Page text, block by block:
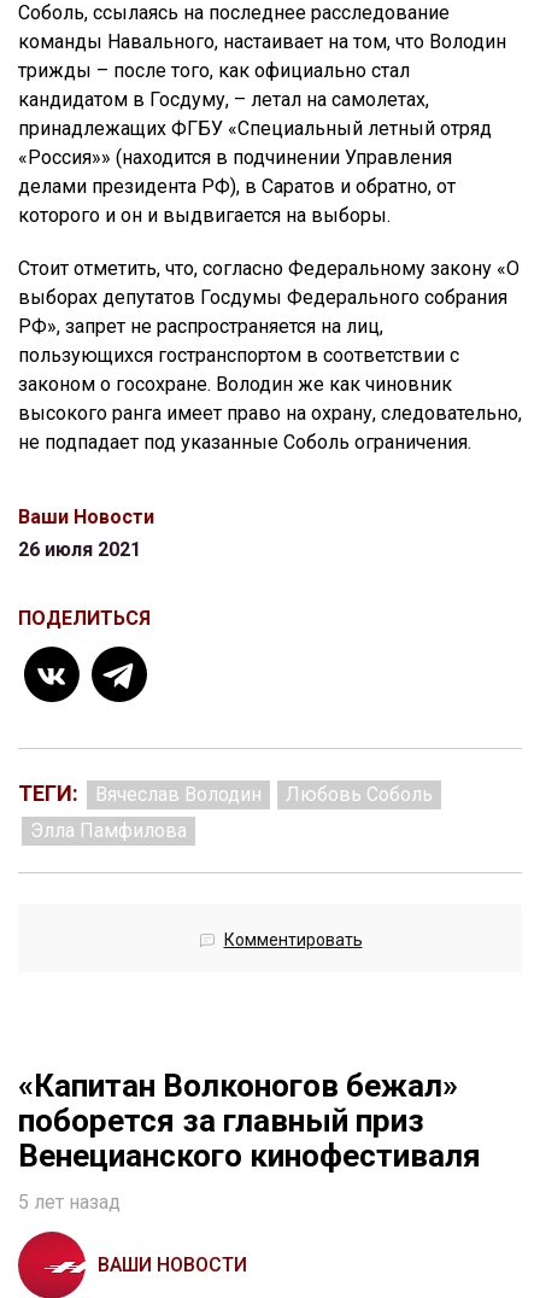
Соболь, ссылаясь на последнее расследование
команды Навального, настаивает на том, что Володин
трижды – после того, как официально стал
кандидатом в Госдуму, – летал на самолетах,
принадлежащих ФГБУ «Специальный летный отряд
«Россия»» (находится в подчинении Управления
делами президента РФ), в Саратов и обратно, от
которого и он и выдвигается на выборы.
Стоит отметить, что, согласно Федеральному закону «О
выборах депутатов Госдумы Федерального собрания
РФ», запрет не распространяется на лиц,
пользующихся гостранспортом в соответствии с
законом о госохране. Володин же как чиновник
высокого ранга имеет право на охрану, следовательно,
не подпадает под указанные Соболь ограничения.
Ваши Новости
26 июля 2021
ПОДЕЛИТЬСЯ
ТЕГИ: Вячеслав Володин
Любовь Соболь
Элла Памфилова
Комментировать
«Капитан Волконогов бежал»
поборется за главный приз
Венецианского кинофестиваля
5 лет назад
ВАШИ НОВОСТИ